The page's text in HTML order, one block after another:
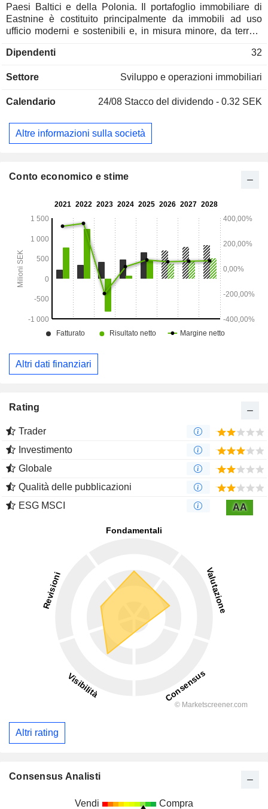
Paesi Baltici e della Polonia. Il portafoglio immobiliare di
Eastnine è costituito principalmente da immobili ad uso
ufficio moderni e sostenibili e, in misura minore, da terreni
quello di generare un rendimento complessivo
Le attività della Società sono suddivise in tre segmenti di
in Polonia. Gli immobili in Lituania sono concentrati in tre
parlamentare e l’area di sviluppo nei pressi della stazione
centrale; gli immobili in Lettonia comprendono tre immobili
immobili ad uso ufficio situati a Poznan.
Dipendenti 32
Settore Sviluppo e operazioni immobiliari
Calendario 24/08 Stacco del dividendo - 0.32 SEK
Altre informazioni sulla società
Conto economico e stime
Altri dati finanziari
Rating
Trader
Investimento
Globale
Qualità delle pubblicazioni
ESG MSCI
AA
Altri rating
Consensus Analisti
Vendi Compra